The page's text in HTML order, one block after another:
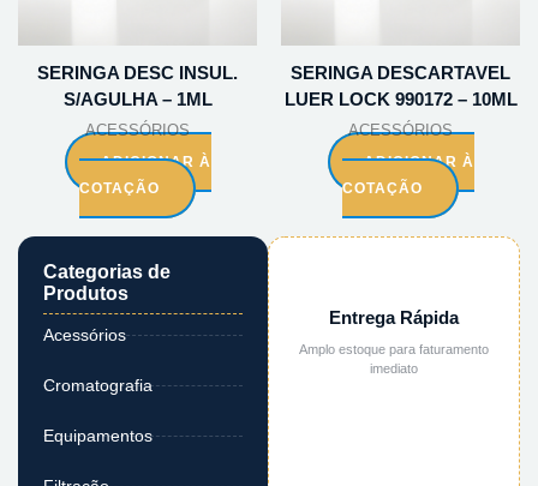
Categorias de
Produtos
Acessórios
Cromatografia
Equipamentos
Entrega Rápida
Amplo estoque para faturamento
imediato
SERINGA DESC INSUL.
S/AGULHA – 1ML
ACESSÓRIOS
ADICIONAR À
COTAÇÃO
SERINGA DESCARTAVEL
LUER LOCK 990172 – 10ML
ACESSÓRIOS
ADICIONAR À
COTAÇÃO